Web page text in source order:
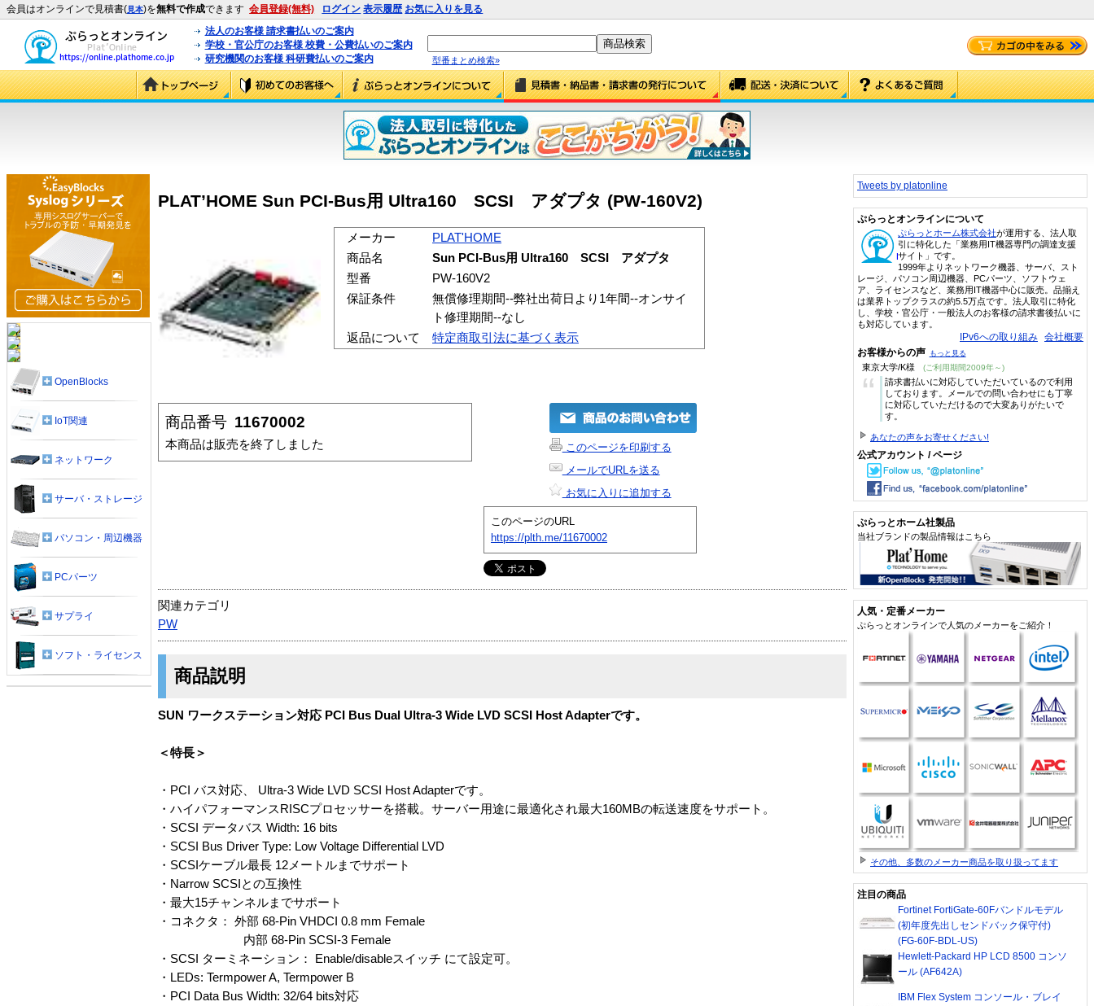
会員はオンラインで見積書(見本)を無料で作成できます 会員登録(無料) ログイン 表示履歴 お気に入りを見る
法人のお客様 請求書払いのご案内
学校・官公庁のお客様 校費・公費払いのご案内
研究機関のお客様 科研費払いのご案内
型番まとめ検索»
PLAT’HOME Sun PCI-Bus用 Ultra160 SCSI アダプタ (PW-160V2)
メーカー
PLAT'HOME
商品名
Sun PCI-Bus用 Ultra160 SCSI アダプタ
型番
PW-160V2
保証条件
無償修理期間--弊社出荷日より1年間--オンサイ
ト修理期間--なし
返品について
特定商取引法に基づく表示
商品番号 11670002
本商品は販売を終了しました
このページを印刷する
メールでURLを送る
お気に入りに追加する
このページのURL
https://plth.me/11670002
関連カテゴリ
PW
商品説明
SUN ワークステーション対応 PCI Bus Dual Ultra-3 Wide LVD SCSI Host Adapterです。
＜特長＞
・PCI バス対応、 Ultra-3 Wide LVD SCSI Host Adapterです。
・ハイパフォーマンスRISCプロセッサーを搭載。サーバー用途に最適化され最大160MBの転送速度をサポート。
・SCSI データバス Width: 16 bits
・SCSI Bus Driver Type: Low Voltage Differential LVD
・SCSIケーブル最長 12メートルまでサポート
・Narrow SCSIとの互換性
・最大15チャンネルまでサポート
・コネクタ： 外部 68-Pin VHDCI 0.8 mm Female
内部 68-Pin SCSI-3 Female
・SCSI ターミネーション： Enable/disableスイッチ にて設定可。
・LEDs: Termpower A, Termpower B
・PCI Data Bus Width: 32/64 bits対応
OpenBlocks
IoT関連
ネットワーク
サーバ・ストレージ
パソコン・周辺機器
PCパーツ
サプライ
ソフト・ライセンス
Tweets by platonline
ぷらっとオンラインについて
ぷらっとホーム株式会社が運用する、法人取
引に特化した「業務用IT機器専門の調達支援
サイト」です。
1999年よりネットワーク機器、サーバ、スト
レージ、パソコン周辺機器、PCパーツ、ソフトウェ
ア、ライセンスなど、業務用IT機器中心に販売。品揃え
は業界トップクラスの約5.5万点です。法人取引に特化
し、学校・官公庁・一般法人のお客様の請求書後払いに
も対応しています。
IPv6への取り組み 会社概要
お客様からの声 もっと見る
東京大学/K様 (ご利用期間2009年～)
“
請求書払いに対応していただいているので利用
しております。メールでの問い合わせにも丁寧
に対応していただけるので大変ありがたいで
す。
あなたの声をお寄せください!
公式アカウント / ページ
ぷらっとホーム社製品
当社ブランドの製品情報はこちら
人気・定番メーカー
ぷらっとオンラインで人気のメーカーをご紹介！
その他、多数のメーカー商品を取り扱ってます
注目の商品
Fortinet FortiGate-60Fバンドルモデル
(初年度先出しセンドバック保守付)
(FG-60F-BDL-US)
Hewlett-Packard HP LCD 8500 コンソ
ール (AF642A)
IBM Flex System コンソール・ブレイ